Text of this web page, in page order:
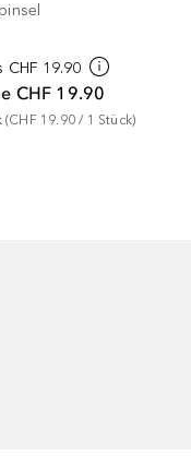
CHF 19.90
CHF 19.90
(CHF 19.90 / 1 Stück)